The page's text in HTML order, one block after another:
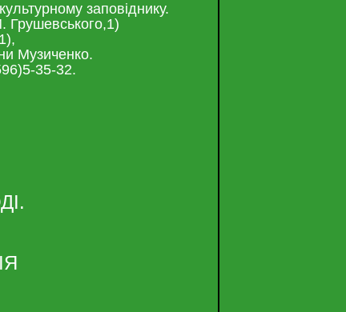
заповіднику.
Грушевського,1)
Музиченко.
35-32.